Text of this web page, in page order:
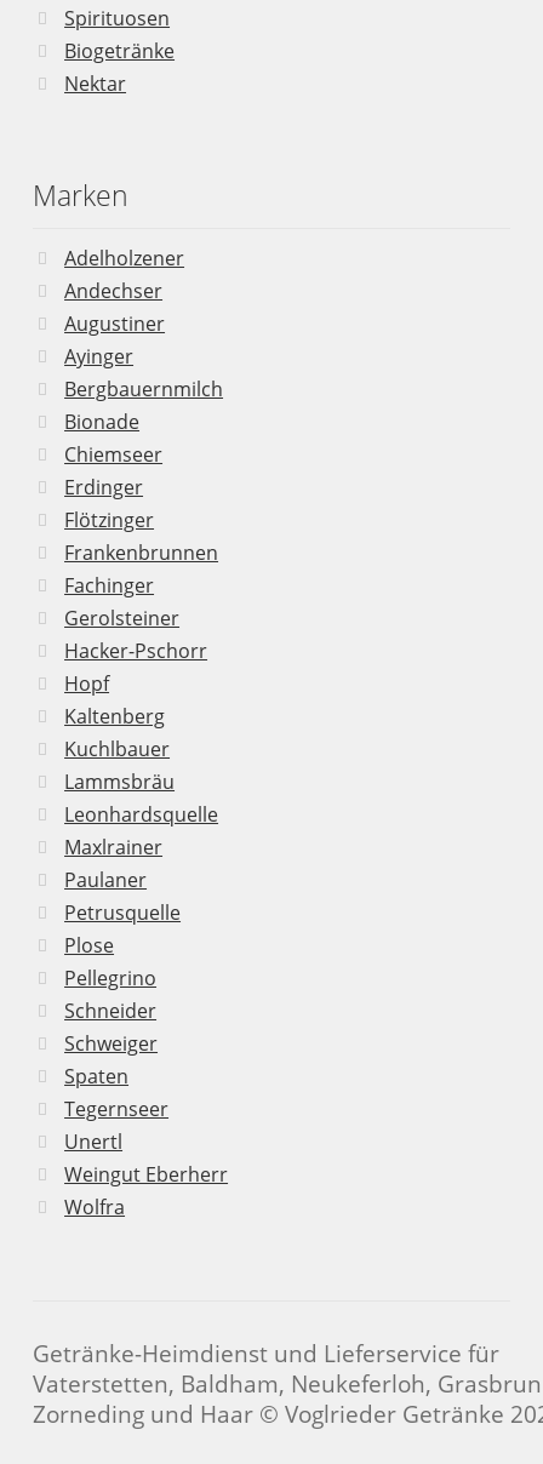
Spirituosen
Biogetränke
Nektar
Marken
Adelholzener
Andechser
Augustiner
Ayinger
Bergbauernmilch
Bionade
Chiemseer
Erdinger
Flötzinger
Frankenbrunnen
Fachinger
Gerolsteiner
Hacker-Pschorr
Hopf
Kaltenberg
Kuchlbauer
Lammsbräu
Leonhardsquelle
Maxlrainer
Paulaner
Petrusquelle
Plose
Pellegrino
Schneider
Schweiger
Spaten
Tegernseer
Unertl
Weingut Eberherr
Wolfra
Getränke-Heimdienst und Lieferservice für
Vaterstetten, Baldham, Neukeferloh,
Zorneding und Haar © Voglrieder Getränke